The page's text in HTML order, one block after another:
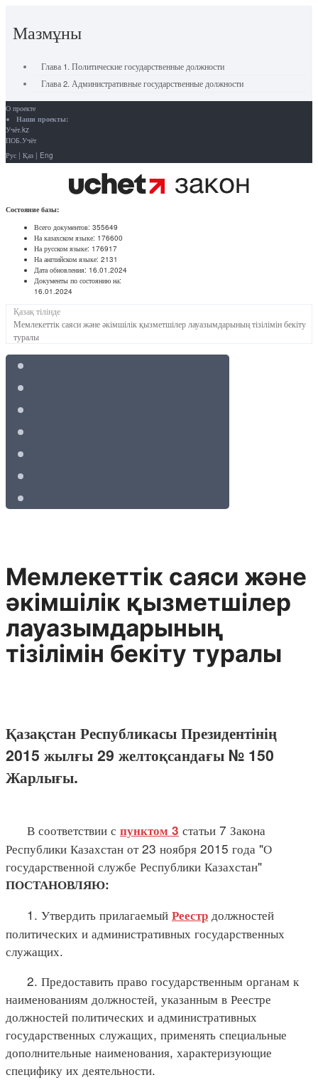
Мазмұны
Глава 1. Политические государственные должности
Глава 2. Административные государственные должности
О проекте
Наши проекты:
Учёт.kz
ПОБ.Учёт
Рус | Қаз | Eng
Состояние базы:
Всего документов: 355649
На казахском языке: 176600
На русском языке: 176917
На английском языке: 2131
Дата обновления: 16.01.2024
Документы по состоянию на:
16.01.2024
Қазақ тілінде
Мемлекеттік саяси және әкімшілік қызметшілер лауазымдарының тізілімін бекіту
туралы
Мемлекеттік саяси және
әкімшілік қызметшілер
лауазымдарының
тізілімін бекіту туралы
Қазақстан Республикасы Президентінің
2015 жылғы 29 желтоқсандағы № 150
Жарлығы.
В соответствии с пунктом 3 статьи 7 Закона
Республики Казахстан от 23 ноября 2015 года "О
государственной службе Республики Казахстан"
ПОСТАНОВЛЯЮ:
1. Утвердить прилагаемый Реестр должностей
политических и административных государственных
служащих.
2. Предоставить право государственным органам к
наименованиям должностей, указанным в Реестре
должностей политических и административных
государственных служащих, применять специальные
дополнительные наименования, характеризующие
специфику их деятельности.